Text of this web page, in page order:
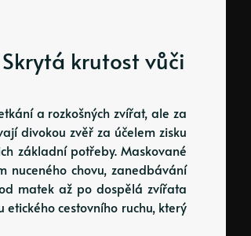
krutost vůči
a rozkošných zvířat, ale za
divokou zvěř za účelem zisku
základní potřeby. Maskované
nuceného chovu, zanedbávání
matek až po dospělá zvířata
cestovního ruchu, který